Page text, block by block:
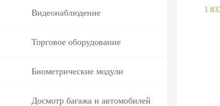
Видеонаблюдение
Торговое оборудование
Биометрические модули
Досмотр багажа и автомобилей
1